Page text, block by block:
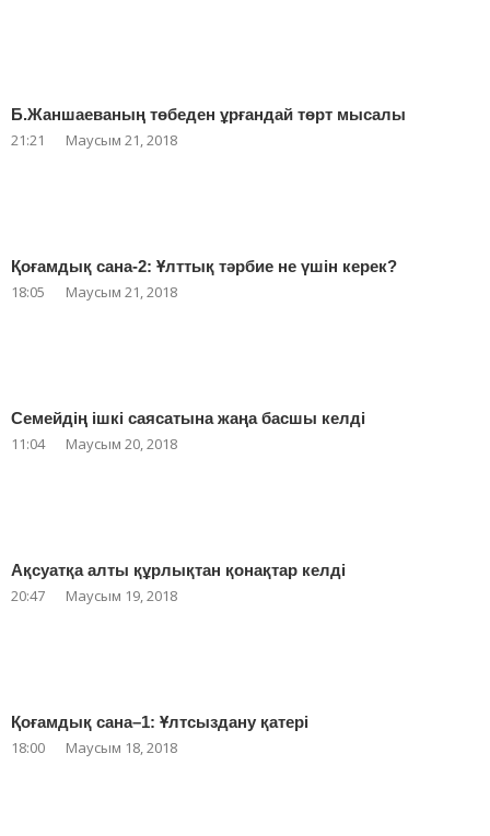
Б.Жаншаеваның төбеден ұрғандай төрт мысалы
21:21 Маусым 21, 2018
Қоғамдық сана-2: Ұлттық тәрбие не үшін керек?
18:05 Маусым 21, 2018
Семейдің ішкі саясатына жаңа басшы келді
11:04 Маусым 20, 2018
Ақсуатқа алты құрлықтан қонақтар келді
20:47 Маусым 19, 2018
Қоғамдық сана–1: Ұлтсыздану қатері
18:00 Маусым 18, 2018